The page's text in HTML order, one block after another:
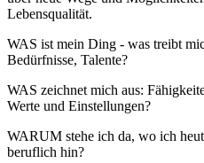
Lebensqualität.
WAS ist mein Ding - was treibt
Bedürfnisse, Talente?
WAS zeichnet mich aus:
Werte und Einstellungen?
WARUM stehe ich da, wo ich
beruflich hin?